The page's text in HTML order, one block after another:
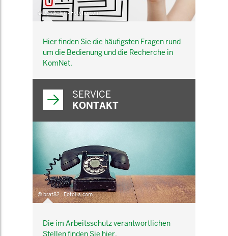
© belekekin - Fotolia.com
Hier finden Sie die häufigsten Fragen rund
um die Bedienung und die Recherche in
KomNet.
SERVICE
KONTAKT
© brat82 - Fotolia.com
Die im Arbeitsschutz verantwortlichen
Stellen finden Sie hier.